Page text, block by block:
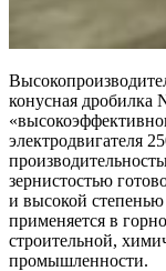
конусная дробилка
электродвигателя
зернистостью
и высокой
применяется в
строительной,
промышленности.